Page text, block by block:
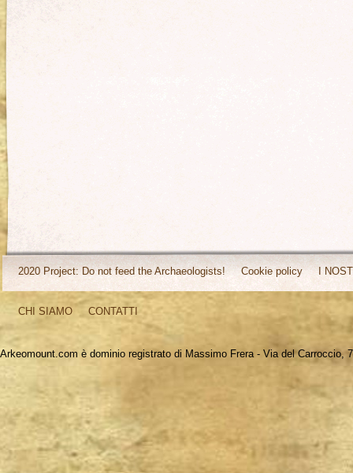
2020 Project: Do not feed the Archaeologists! Cookie policy I
CHI SIAMO CONTATTI
Arkeomount.com è dominio registrato di Massimo Frera - Via del